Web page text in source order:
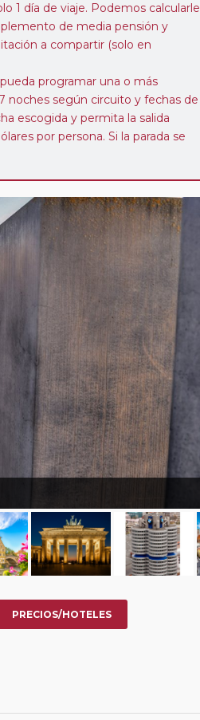
1 día de viaje. Podemos calcularle
de media pensión y
a compartir (solo en
programar una o más
noches según circuito y fechas de
escogida y permita la salida
por persona. Si la parada se
pasajeros que ya hayan viajado
que estén en luna de miel
PRECIOS/HOTELES